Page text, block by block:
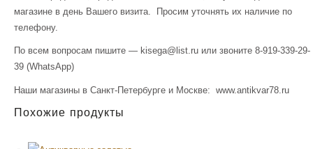
магазине в день Вашего визита. Просим уточнять их наличие по
телефону.
По всем вопросам пишите — kisega@list.ru или звоните 8-919-339-29-
39 (WhatsApp)
Наши магазины в Санкт-Петербурге и Москве: www.antikvar78.ru
Похожие продукты